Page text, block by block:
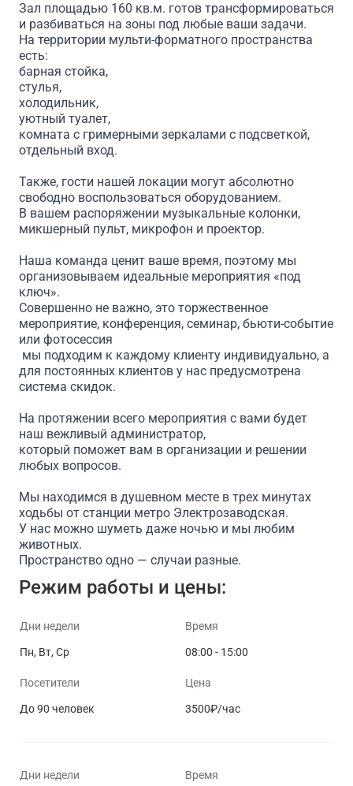
Зал площадью 160 кв.м. готов трансформироваться
и разбиваться на зоны под любые ваши задачи.
На территории мульти-форматного пространства
есть:
барная стойка,
стулья,
холодильник,
уютный туалет,
комната с гримерными зеркалами с подсветкой,
отдельный вход.
Также, гости нашей локации могут абсолютно
свободно воспользоваться оборудованием.
В вашем распоряжении музыкальные колонки,
микшерный пульт, микрофон и проектор.
Наша команда ценит ваше время, поэтому мы
организовываем идеальные мероприятия «под
ключ».
Совершенно не важно, это торжественное
мероприятие, конференция, семинар, бьюти-событие
или фотосессия
мы подходим к каждому клиенту индивидуально, а
для постоянных клиентов у нас предусмотрена
система скидок.
На протяжении всего мероприятия с вами будет
наш вежливый администратор,
который поможет вам в организации и решении
любых вопросов.
Мы находимся в душевном месте в трех минутах
ходьбы от станции метро Электрозаводская.
У нас можно шуметь даже ночью и мы любим
животных.
Пространство одно — случаи разные.
Режим работы и цены:
Дни недели
Пн, Вт, Ср
Время
08:00 - 15:00
Посетители
До 90 человек
Цена
3500₽/час
Дни недели Время